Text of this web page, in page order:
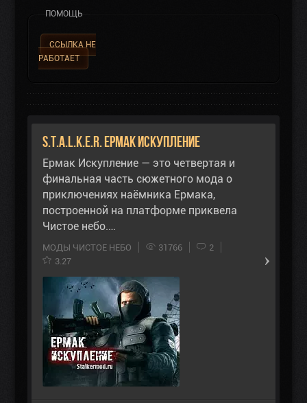
ПОМОЩЬ
ССЫЛКА НЕ
РАБОТАЕТ
S.T.A.L.K.E.R. Ермак Искупление
Ермак Искупление — это четвертая и
финальная часть сюжетного мода о
приключениях наёмника Ермака,
построенной на платформе приквела
Чистое небо.…
МОДЫ ЧИСТОЕ НЕБО 31766
2
3.27